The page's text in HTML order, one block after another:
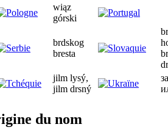
wiąz
górski
brdskog
bresta
jilm lysý,
jilm drsný
du nom